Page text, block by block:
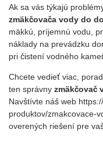
Ak sa vás týkajú
zmäkčovača vody do
mäkkú, príjemnú vodu,
náklady na prevádzku
pri čistení vodného
Chcete vedieť viac,
ten správny zmäkčovač
Navštívte náš web
produktov/zmakcovace-
overených riešení pre